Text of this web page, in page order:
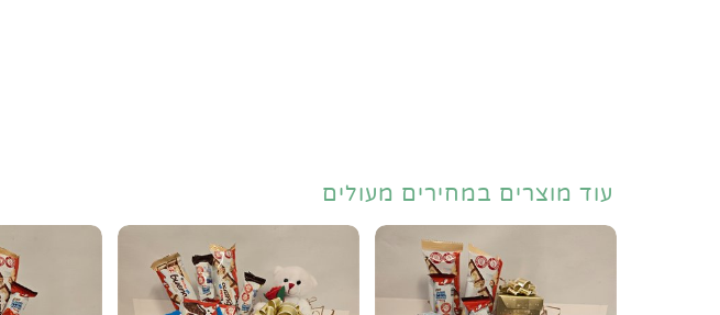
עוד מוצרים במחירים מעולים